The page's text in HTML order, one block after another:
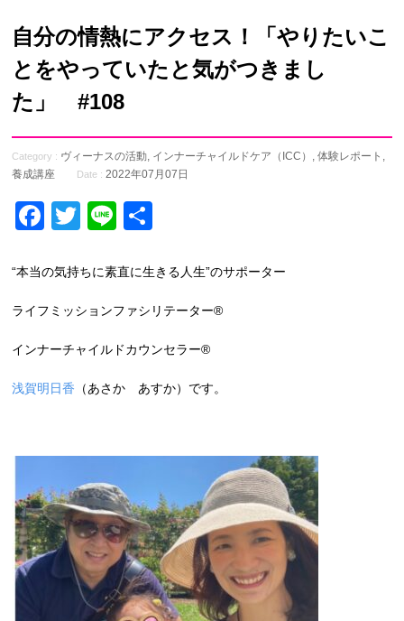
自分の情熱にアクセス！「やりたいこ
とをやっていたと気がつきまし
た」 #108
Category : ヴィーナスの活動, インナーチャイルドケア（ICC） ,体験レポート ,
養成講座
Date : 2022年07月07日
Facebook
Twitter
Line
“本当の気持ちに素直に生きる人生”のサポーター
ライフミッションファシリテーター®
インナーチャイルドカウンセラー®
浅賀明日香 （あさか あすか）です。